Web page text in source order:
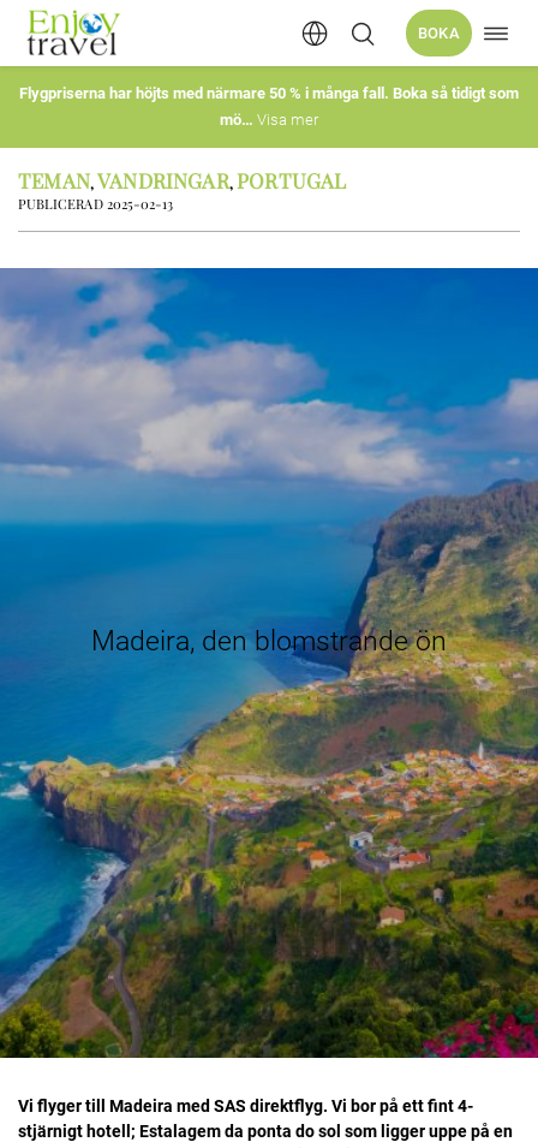
Hoppa
till
innehåll
BOKA
Flygpriserna har höjts med närmare 50 % i många fall. Boka så tidigt som
mö
Visa mer
TEMAN, VANDRINGAR,PORTUGAL
PUBLICERAD 2025-02-13
Madeira, den blomstrande ön
Vi flyger till Madeira med SAS direktflyg. Vi bor på ett fint 4-
stjärnigt hotell; Estalagem da ponta do sol som ligger uppe på en